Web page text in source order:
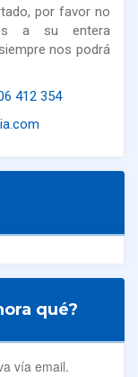
por favor no
a su entera
nos podrá
412 354
qué?
vía email.